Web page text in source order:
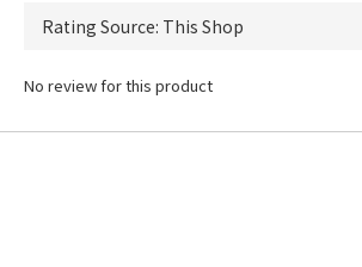
No review for this product